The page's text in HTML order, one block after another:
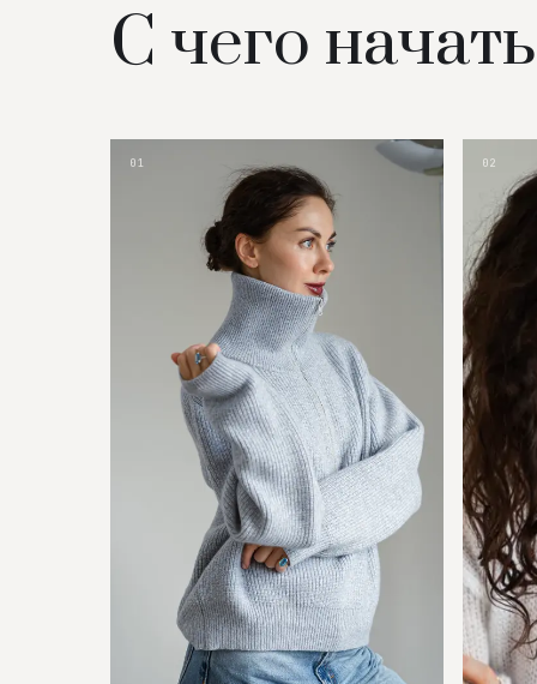
С чего начать
01 02